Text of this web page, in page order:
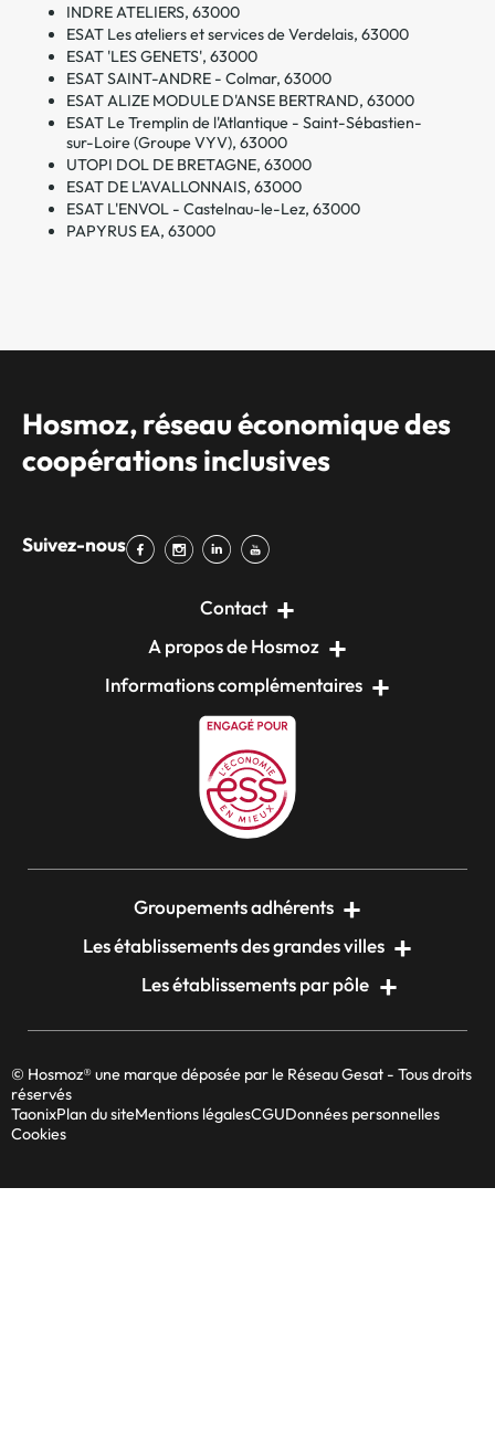
INDRE ATELIERS, 63000
ESAT Les ateliers et services de Verdelais, 63000
ESAT 'LES GENETS', 63000
ESAT SAINT-ANDRE - Colmar, 63000
ESAT ALIZE MODULE D'ANSE BERTRAND, 63000
ESAT Le Tremplin de l'Atlantique - Saint-Sébastien-
sur-Loire (Groupe VYV), 63000
UTOPI DOL DE BRETAGNE, 63000
ESAT DE L'AVALLONNAIS, 63000
ESAT L'ENVOL - Castelnau-le-Lez, 63000
PAPYRUS EA, 63000
Hosmoz, réseau économique des
coopérations inclusives
Suivez-nous
Contact
A propos de Hosmoz
Informations complémentaires
Groupements adhérents
Les établissements des grandes villes
Les établissements par pôle
© Hosmoz® une marque déposée par le Réseau Gesat - Tous droits
réservés
TaonixPlan du siteMentions légalesCGUDonnées personnelles
Cookies